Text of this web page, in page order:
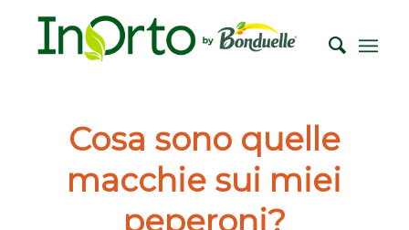
Cosa sono quelle
macchie sui miei
peperoni?